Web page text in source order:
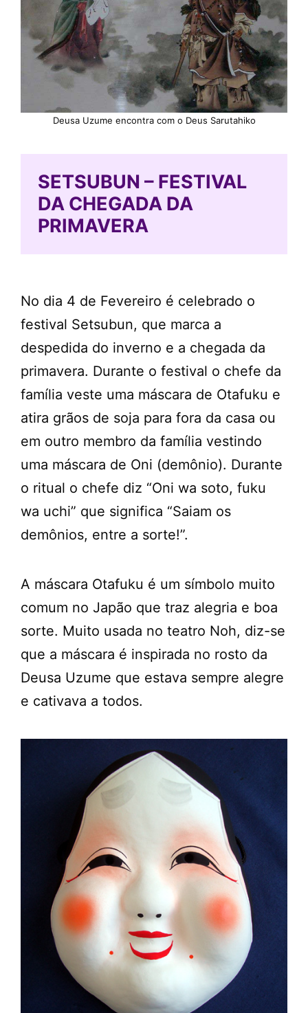
Deusa Uzume encontra com o Deus Sarutahiko
SETSUBUN – FESTIVAL
DA CHEGADA DA
PRIMAVERA
No dia 4 de Fevereiro é celebrado o
festival Setsubun, que marca a
despedida do inverno e a chegada da
primavera. Durante o festival o chefe da
família veste uma máscara de Otafuku e
atira grãos de soja para fora da casa ou
em outro membro da família vestindo
uma máscara de Oni (demônio). Durante
o ritual o chefe diz “Oni wa soto, fuku
wa uchi” que significa “Saiam os
demônios, entre a sorte!”.
A máscara Otafuku é um símbolo muito
comum no Japão que traz alegria e boa
sorte. Muito usada no teatro Noh, diz-se
que a máscara é inspirada no rosto da
Deusa Uzume que estava sempre alegre
e cativava a todos.